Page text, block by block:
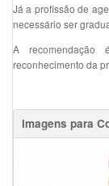
Já a profissão de
necessário ser
A
reconhecimento da
Imagens para